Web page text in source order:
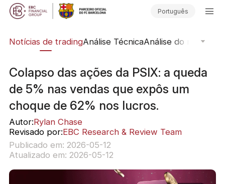
Português
Notícias de tradingAnálise TécnicaAnálise do mercado
Colapso das ações da PSIX: a queda
de 5% nas vendas que expôs um
choque de 62% nos lucros.
Autor:Rylan Chase
Revisado por:EBC Research & Review Team
Publicado em: 2026-05-12
Atualizado em: 2026-05-12